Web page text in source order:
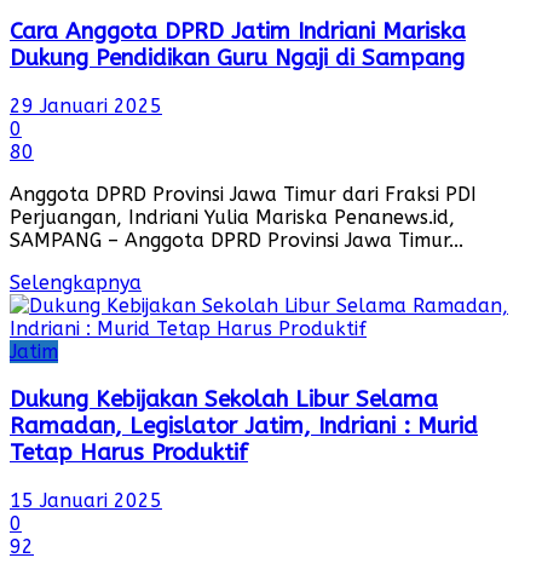
Cara Anggota DPRD Jatim Indriani Mariska
Dukung Pendidikan Guru Ngaji di Sampang
29 Januari 2025
0
80
Anggota DPRD Provinsi Jawa Timur dari Fraksi PDI
Perjuangan, Indriani Yulia Mariska Penanews.id,
SAMPANG – Anggota DPRD Provinsi Jawa Timur...
Selengkapnya
Jatim
Dukung Kebijakan Sekolah Libur Selama
Ramadan, Legislator Jatim, Indriani : Murid
Tetap Harus Produktif
15 Januari 2025
0
92